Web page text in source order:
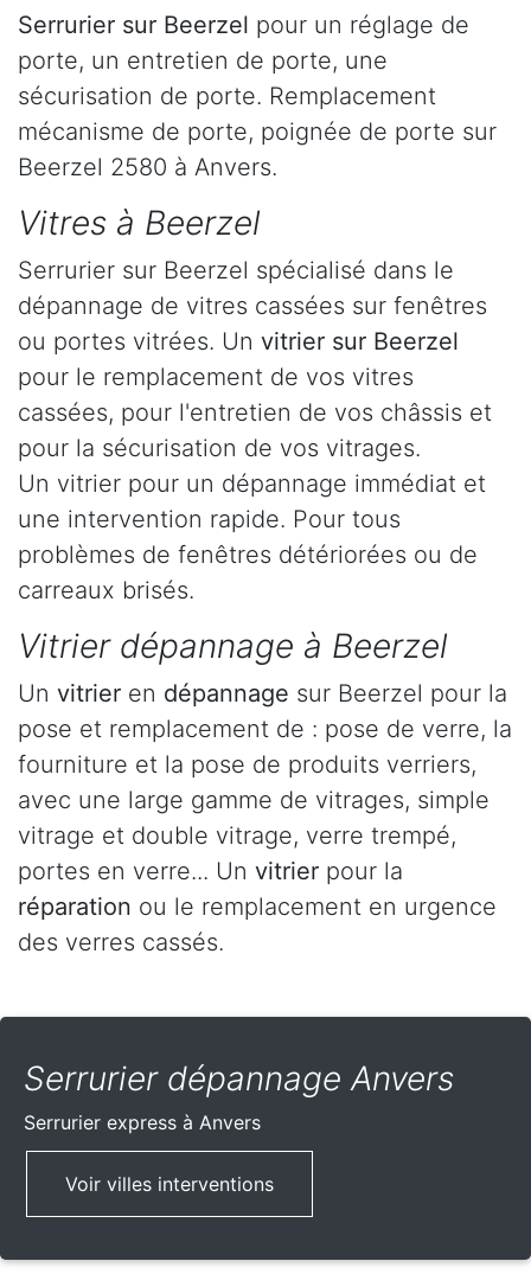
Serrurier sur Beerzel pour un réglage de
porte, un entretien de porte, une
sécurisation de porte. Remplacement
mécanisme de porte, poignée de porte sur
Beerzel 2580 à Anvers.
Vitres à Beerzel
Serrurier sur Beerzel spécialisé dans le
dépannage de vitres cassées sur fenêtres
ou portes vitrées. Un vitrier sur Beerzel
pour le remplacement de vos vitres
cassées, pour l'entretien de vos châssis et
pour la sécurisation de vos vitrages.
Un vitrier pour un dépannage immédiat et
une intervention rapide. Pour tous
problèmes de fenêtres détériorées ou de
carreaux brisés.
Vitrier dépannage à Beerzel
Un vitrier en dépannage sur Beerzel pour la
pose et remplacement de : pose de verre, la
fourniture et la pose de produits verriers,
avec une large gamme de vitrages, simple
vitrage et double vitrage, verre trempé,
portes en verre... Un vitrier pour la
réparation ou le remplacement en urgence
des verres cassés.
Serrurier dépannage Anvers
Serrurier express à Anvers
Voir villes interventions